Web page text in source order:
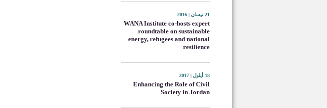
21 نيسان | 2016
WANA Institute co-hosts expert
roundtable on sustainable
energy, refugees and national
resilience
18 أيلول | 2017
Enhancing the Role of Civil
Society in Jordan